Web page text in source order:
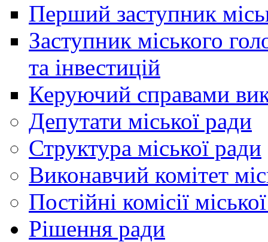
Перший заступник
Заступник міського
та інвестицій
Керуючий справами
Депутати міської ради
Структура міської ради
Виконавчий комітет
Постійні комісії
Рішення ради